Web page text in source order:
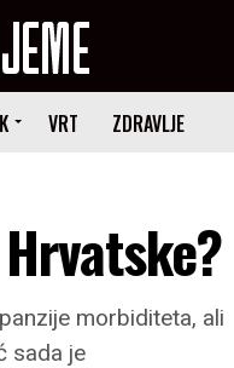
VRT ZDRAVLJE
morbiditeta, ali
sada je